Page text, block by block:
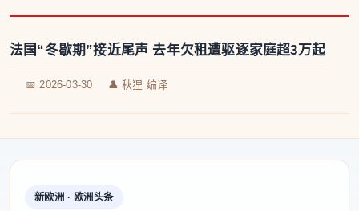
法国“冬歇期”接近尾声 去年欠租遭驱逐家庭超3万起
📅 2026-03-30 👤 秋狸 编译
新欧洲 · 欧洲头条